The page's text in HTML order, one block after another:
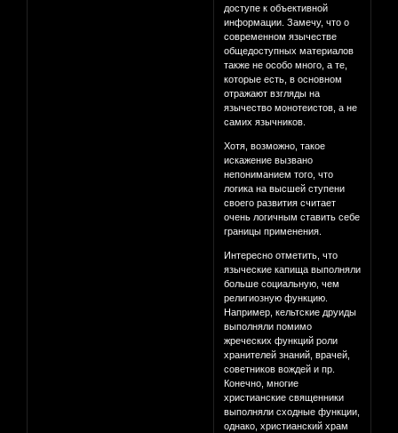
доступе к объективной
информации. Замечу, что о
современном язычестве
общедоступных материалов
также не особо много, а те,
которые есть, в основном
отражают взгляды на
язычество монотеистов, а не
самих язычников.
Хотя, возможно, такое
искажение вызвано
непониманием того, что
логика на высшей ступени
своего развития считает
очень логичным ставить себе
границы применения.
Интересно отметить, что
языческие капища выполняли
больше социальную, чем
религиозную функцию.
Например, кельтские друиды
выполняли помимо
жреческих функций роли
хранителей знаний, врачей,
советников вождей и пр.
Конечно, многие
христианские священники
выполняли сходные функции,
однако, христианский храм